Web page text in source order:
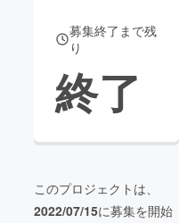
募集終了まで残
り
終了
このプロジェクトは、
2022/07/15に募集を開始